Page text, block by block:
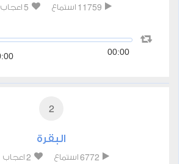
11759 استماع 5 اعجاب
00:00
2
البقرة
6772 استماع 2 اعجاب